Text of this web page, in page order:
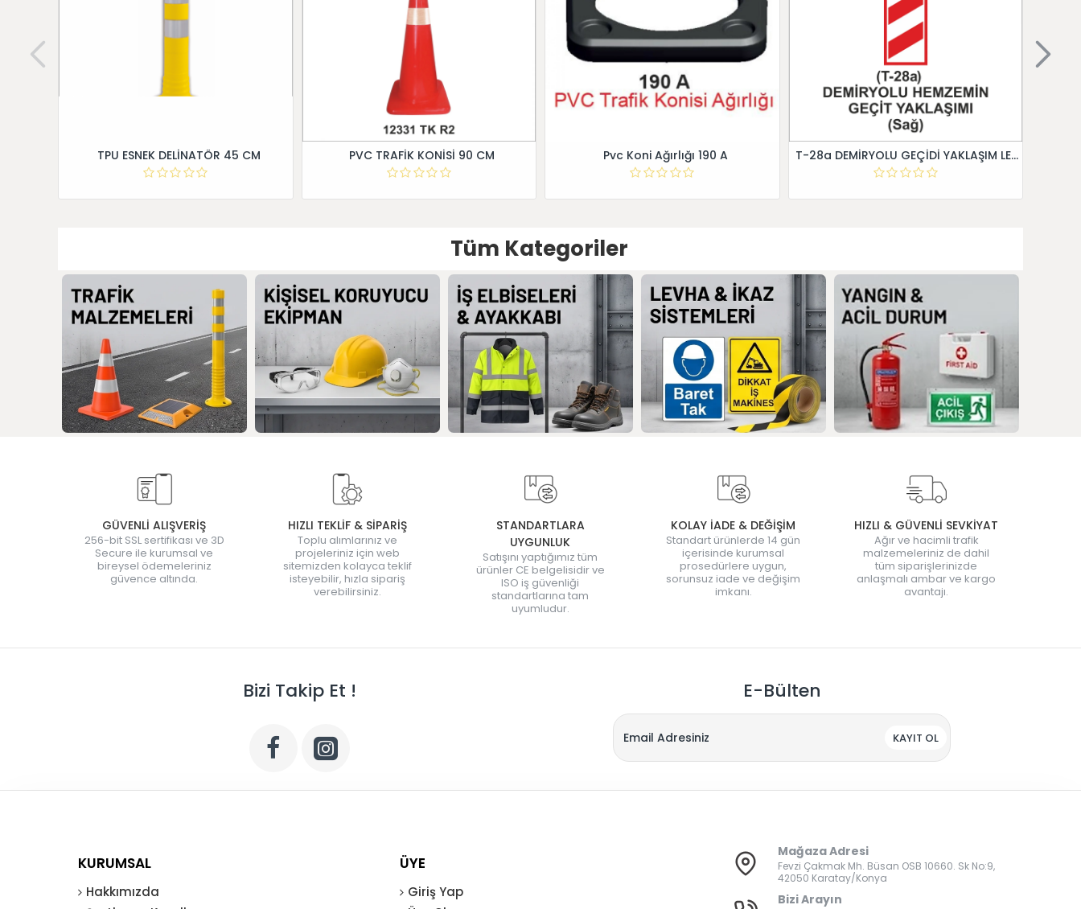
TPU ESNEK DELİNATÖR 45 CM PVC TRAFİK KONİSİ 90 CM Pvc Koni Ağırlığı 190 A T-28a DEMİRYOLU GEÇİDİ YAKLAŞIM LEVHALARI (Sağ)
Tüm Kategoriler
GÜVENLİ ALIŞVERİŞ
256-bit SSL sertifikası ve 3D
Secure ile kurumsal ve
bireysel ödemeleriniz
güvence altında.
HIZLI TEKLİF & SİPARİŞ
Toplu alımlarınız ve
projeleriniz için web
sitemizden kolayca teklif
isteyebilir, hızla sipariş
verebilirsiniz.
STANDARTLARA
UYGUNLUK
Satışını yaptığımız tüm
ürünler CE belgelisidir ve
ISO iş güvenliği
standartlarına tam
uyumludur.
KOLAY İADE & DEĞİŞİM
Standart ürünlerde 14 gün
içerisinde kurumsal
prosedürlere uygun,
sorunsuz iade ve değişim
imkanı.
HIZLI & GÜVENLİ SEVKİYAT
Ağır ve hacimli trafik
malzemeleriniz de dahil
tüm siparişlerinizde
anlaşmalı ambar ve kargo
avantajı.
Bizi Takip Et ! E-Bülten
KAYIT OL
KURUMSAL
Hakkımızda
ÜYE
Giriş Yap
Mağaza Adresi
Fevzi Çakmak Mh. Büsan OSB 10660. Sk No:9,
42050 Karatay/Konya
Bizi Arayın